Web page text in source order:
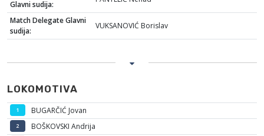
Glavni sudija:
Match Delegate Glavni
sudija:
VUKSANOVIĆ Borislav
LOKOMOTIVA
1 BUGARČIĆ Jovan
2 BOŠKOVSKI Andrija